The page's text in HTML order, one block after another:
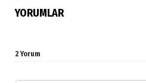
YORUMLAR
2 Yorum